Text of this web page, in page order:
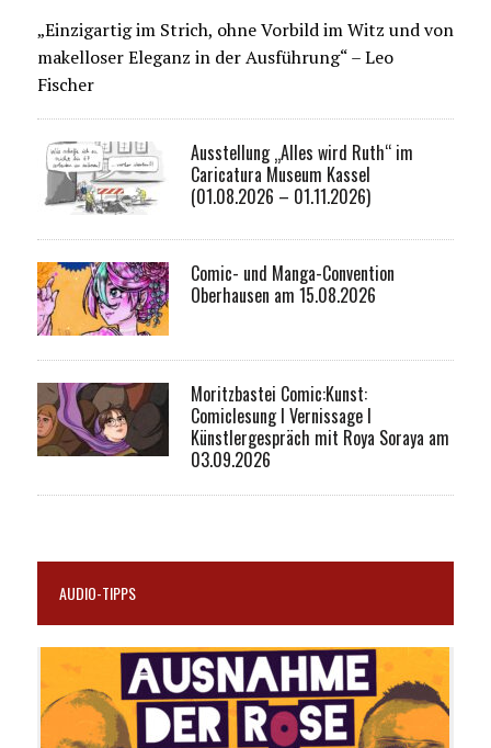
„Einzigartig im Strich, ohne Vorbild im Witz und von
makelloser Eleganz in der Ausführung“ – Leo
Fischer
Ausstellung „Alles wird Ruth“ im
Caricatura Museum Kassel
(01.08.2026 – 01.11.2026)
Comic- und Manga-Convention
Oberhausen am 15.08.2026
Moritzbastei Comic:Kunst:
Comiclesung I Vernissage I
Künstlergespräch mit Roya Soraya am
03.09.2026
AUDIO-TIPPS